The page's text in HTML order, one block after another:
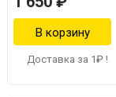
Доставка за 1₽ !